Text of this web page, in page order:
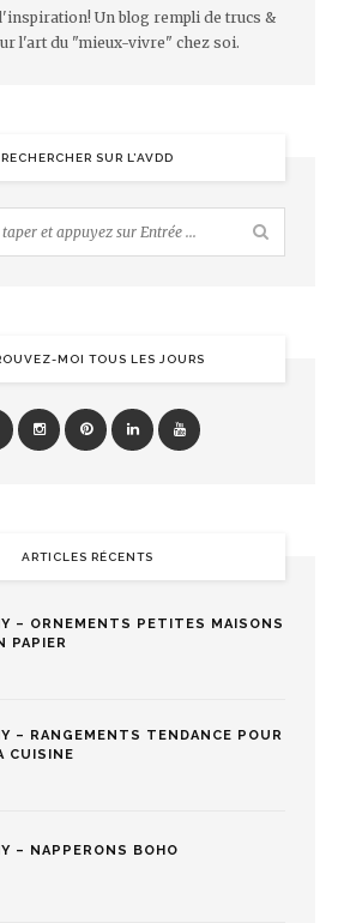
Un blog rempli de trucs &
l'art du "mieux-vivre" chez soi.
RECHERCHER SUR L’AVDD
MOI TOUS LES JOURS
ARTICLES RÉCENTS
– ORNEMENTS PETITES MAISONS
PAPIER
– RANGEMENTS TENDANCE POUR
CUISINE
– NAPPERONS BOHO